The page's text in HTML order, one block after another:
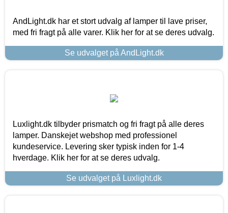
AndLight.dk har et stort udvalg af lamper til lave priser,
med fri fragt på alle varer. Klik her for at se deres udvalg.
Se udvalget på AndLight.dk
Luxlight.dk tilbyder prismatch og fri fragt på alle deres
lamper. Danskejet webshop med professionel
kundeservice. Levering sker typisk inden for 1-4
hverdage. Klik her for at se deres udvalg.
Se udvalget på Luxlight.dk